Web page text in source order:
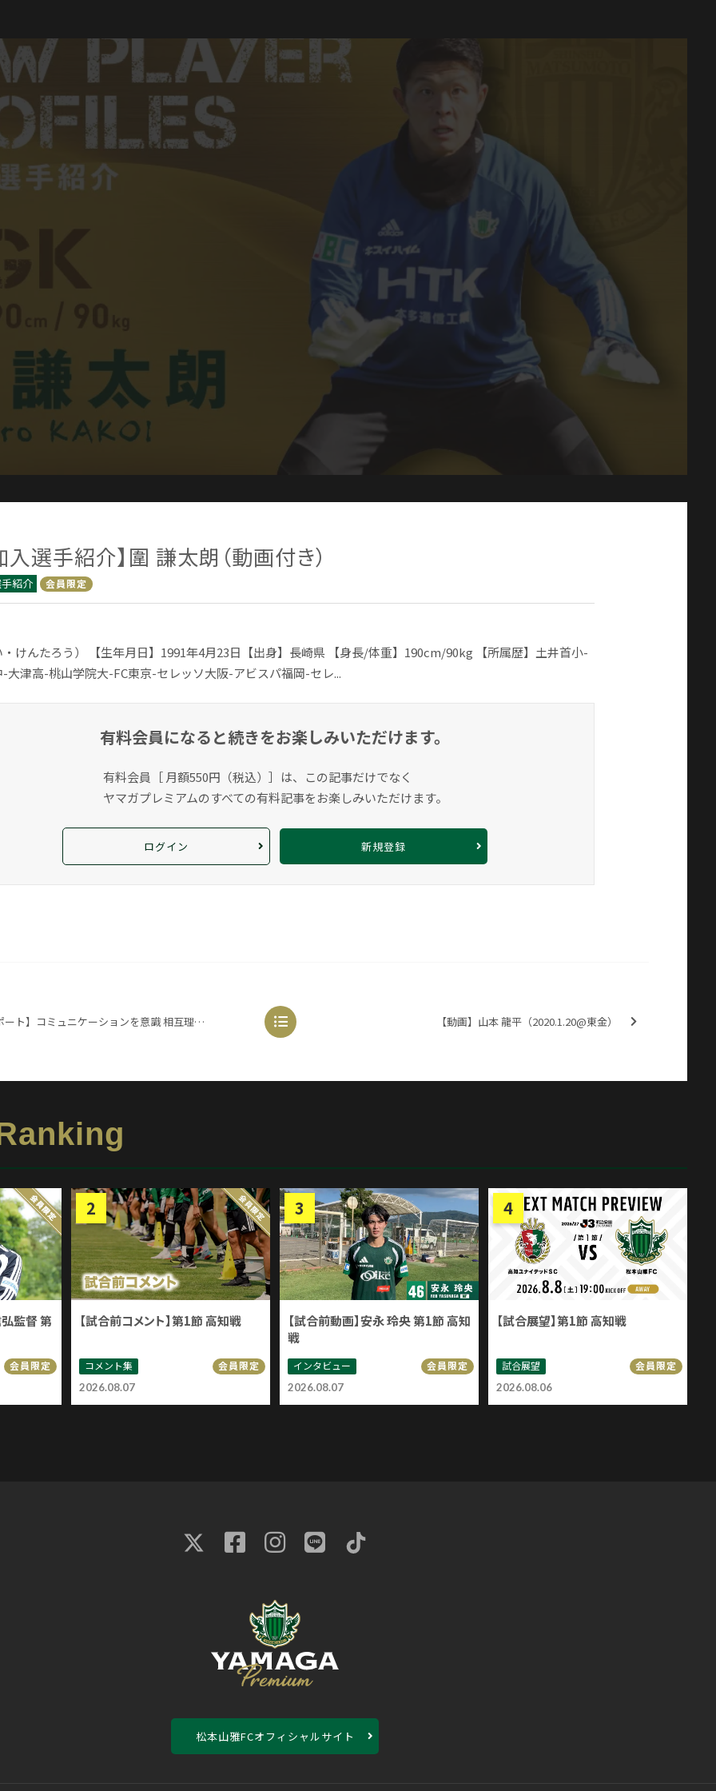
入選手紹介】圍 謙太朗（動画付き）
紹介 会員限定
・けんたろう） 【生年月日】1991年4月23日【出身】長崎県 【身長/体重】190cm/90kg 【所属歴】土井首小-
-大津高-桃山学院大-FC東京-セレッソ大阪-アビスパ福岡-セレ...
有料会員になると続きをお楽しみいただけます。
有料会員［ 月額550円（税込）］は、この記事だけでなく
ヤマガプレミアムのすべての有料記事をお楽しみいただけます。
ログイン 新規登録
ミュニケーションを意識 相互理解を深める（2020.1.19@東金） 【動画】山本 龍平（2020.1.20@東金）
弘監督 第
会員限定
2026.08.07
【試合前コメント】第1節 高知戦
コメント集 会員限定
2026.08.07
【試合前動画】安永 玲央 第1節 高知
戦
インタビュー 会員限定
2026.08.06
【試合展望】第1節 高知戦
試合展望 会員限定
松本山雅FCオフィシャルサイト